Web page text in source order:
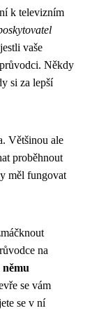
k televizním
vaše
Někdy
si za lepší
Většinou ale
proběhnout
měl fungovat
na
se vám
se v ní